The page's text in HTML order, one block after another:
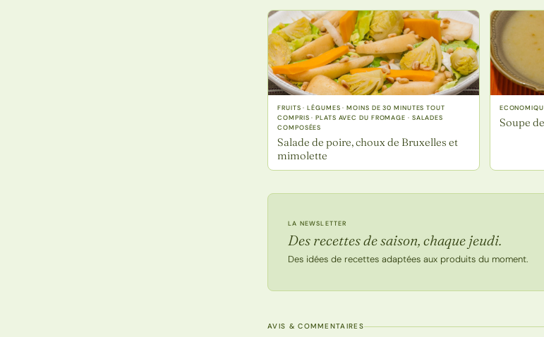
FRUITS · LÉGUMES · MOINS DE 30 MINUTES TOUT
COMPRIS · PLATS AVEC DU FROMAGE · SALADES
COMPOSÉES
Salade de poire, choux de Bruxelles et
mimolette
Soupe
LA NEWSLETTER
Des recettes de saison, chaque jeudi.
Des idées de recettes adaptées aux produits du moment.
AVIS & COMMENTAIRES